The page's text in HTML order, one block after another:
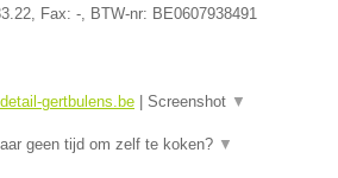
, Fax: -, BTW-nr: BE0607938491
gertbulens.be Screenshot ▼
geen tijd om zelf te koken? ▼